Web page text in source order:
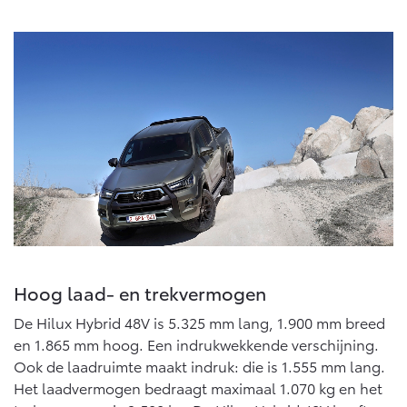
Hoog laad- en trekvermogen
De Hilux Hybrid 48V is 5.325 mm lang, 1.900 mm breed
en 1.865 mm hoog. Een indrukwekkende verschijning.
Ook de laadruimte maakt indruk: die is 1.555 mm lang.
Het laadvermogen bedraagt maximaal 1.070 kg en het